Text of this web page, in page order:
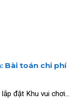
Bài toán chi phí
đặt Khu vui chơi...